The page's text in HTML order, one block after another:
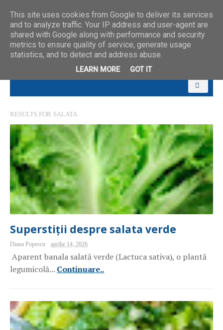
RESULTS FOR SALATA
Superstiții despre salata verde
Diana Popescu aprilie 14, 2026
Aparent banala salată verde (Lactuca sativa), o plantă
legumicolă... Continuare..
This site uses cookies from Google to deliver its services
and to analyze traffic. Your IP address and user-agent are
shared with Google along with performance and security
metrics to ensure quality of service, generate usage
statistics, and to detect and address abuse.
LEARN MORE GOT IT